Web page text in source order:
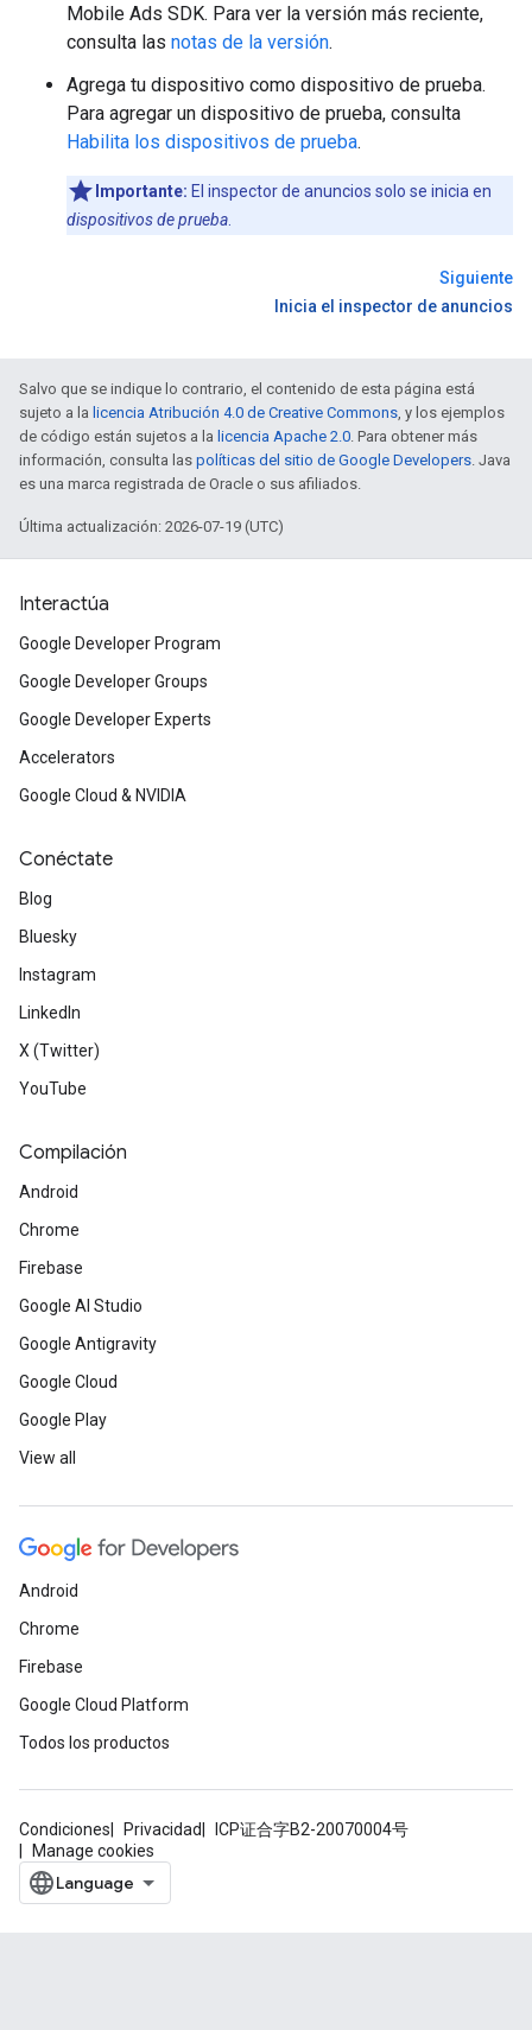
Mobile Ads SDK. Para ver la versión más reciente,
consulta las notas de la versión.
Agrega tu dispositivo como dispositivo de prueba.
Para agregar un dispositivo de prueba, consulta
Habilita los dispositivos de prueba.
Importante: El inspector de anuncios solo se inicia en
dispositivos de prueba
Siguiente
Inicia el inspector de anuncios
Salvo que se indique lo contrario, el contenido de esta página está
sujeto a la licencia Atribución 4.0 de Creative Commons, y los ejemplos
de código están sujetos a la licencia Apache 2.0. Para obtener más
información, consulta las políticas del sitio de Google Developers. Java
es una marca registrada de Oracle o sus afiliados.
Última actualización: 2026-07-19 (UTC)
Interactúa
Google Developer Program
Google Developer Groups
Google Developer Experts
Accelerators
Google Cloud & NVIDIA
Conéctate
Blog
Bluesky
Instagram
LinkedIn
X (Twitter)
YouTube
Compilación
Android
Chrome
Firebase
Google AI Studio
Google Antigravity
Google Cloud
Google Play
View all
Android
Chrome
Firebase
Google Cloud Platform
Todos los productos
Condiciones Privacidad
ICP证合字B2-20070004号
Manage cookies